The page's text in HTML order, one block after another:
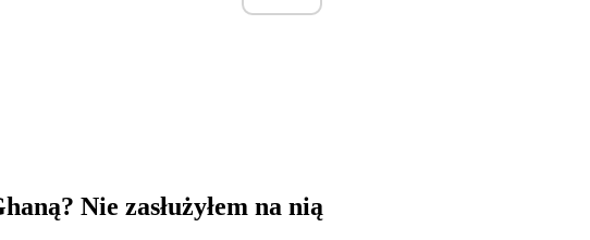
Nie zasłużyłem na nią